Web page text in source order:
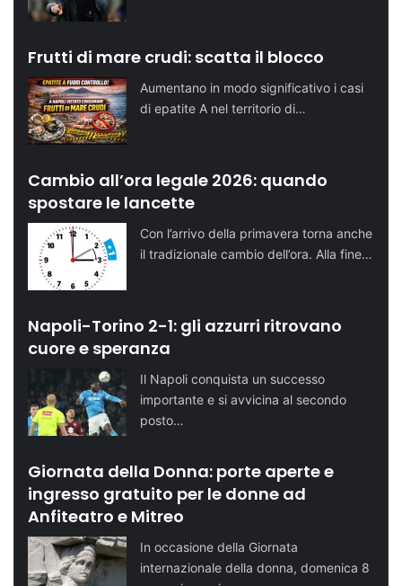
Frutti di mare crudi: scatta il blocco
Aumentano in modo significativo i casi
di epatite A nel territorio di…
Cambio all’ora legale 2026: quando
spostare le lancette
Con l’arrivo della primavera torna anche
il tradizionale cambio dell’ora. Alla fine…
Napoli-Torino 2-1: gli azzurri ritrovano
cuore e speranza
Il Napoli conquista un successo
importante e si avvicina al secondo
posto…
Giornata della Donna: porte aperte e
ingresso gratuito per le donne ad
Anfiteatro e Mitreo
In occasione della Giornata
internazionale della donna, domenica 8